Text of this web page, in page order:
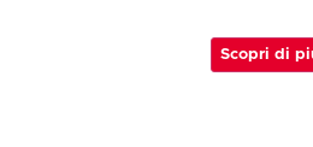
Scopri di